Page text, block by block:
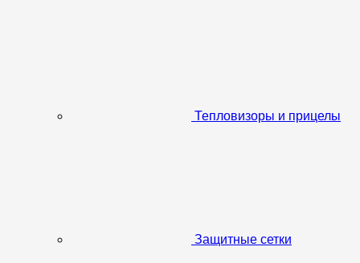
Тепловизоры и прицелы
Защитные сетки